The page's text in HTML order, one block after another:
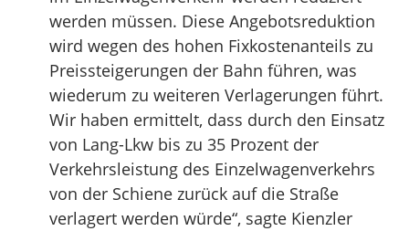
werden müssen. Diese Angebotsreduktion
wird wegen des hohen Fixkostenanteils zu
Preissteigerungen der Bahn führen, was
wiederum zu weiteren Verlagerungen führt.
Wir haben ermittelt, dass durch den Einsatz
von Lang-Lkw bis zu 35 Prozent der
Verkehrsleistung des Einzelwagenverkehrs
von der Schiene zurück auf die Straße
verlagert werden würde“, sagte Kienzler